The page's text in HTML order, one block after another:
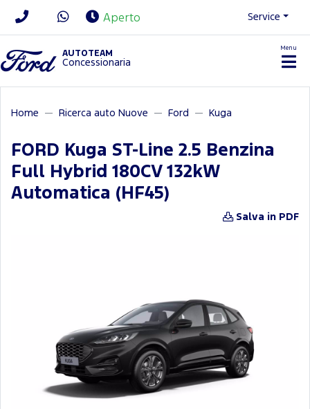
Aperto Service
AUTOTEAM
Concessionaria
Menu
Home Ricerca auto Nuove Ford Kuga
FORD Kuga ST-Line 2.5 Benzina
Full Hybrid 180CV 132kW
Automatica (HF45)
Salva in PDF